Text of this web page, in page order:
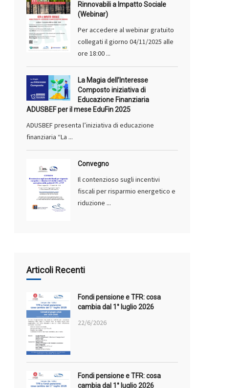
Rinnovabili a Impatto Sociale
(Webinar)
Per accedere al webinar gratuito
collegati il giorno 04/11/2025 alle
ore 18:00 ...
La Magia dell’Interesse
Composto iniziativa di
Educazione Finanziaria
ADUSBEF per il mese EduFin 2025
ADUSBEF presenta l’iniziativa di educazione
finanziaria “La ...
Convegno
Il contenzioso sugli incentivi
fiscali per risparmio energetico e
riduzione ...
Articoli Recenti
Fondi pensione e TFR: cosa
cambia dal 1° luglio 2026
22/6/2026
Fondi pensione e TFR: cosa
cambia dal 1° luglio 2026